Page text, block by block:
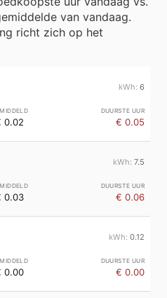
van vandaag.
richt zich op het
6
0.02 € 0.05
7.5
0.03 € 0.06
0.12
0.00 € 0.00